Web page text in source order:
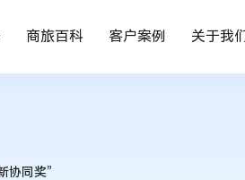
商旅百科 客户案例 关于我
协同奖”